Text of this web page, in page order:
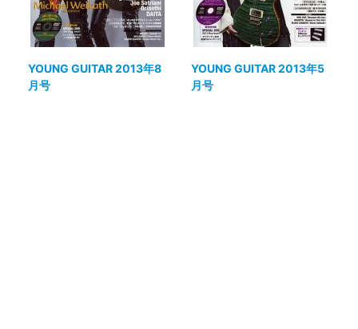
YOUNG GUITAR 2013年8
月号
YOUNG GUITAR 2013年5
月号